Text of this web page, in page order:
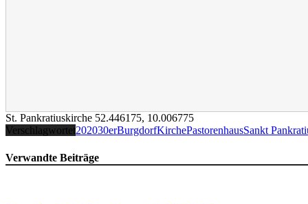
St. Pankratiuskirche 52.446175, 10.006775
Verschlagwortet202030erBurgdorfKirchePastorenhausSankt
Verwandte Beiträge